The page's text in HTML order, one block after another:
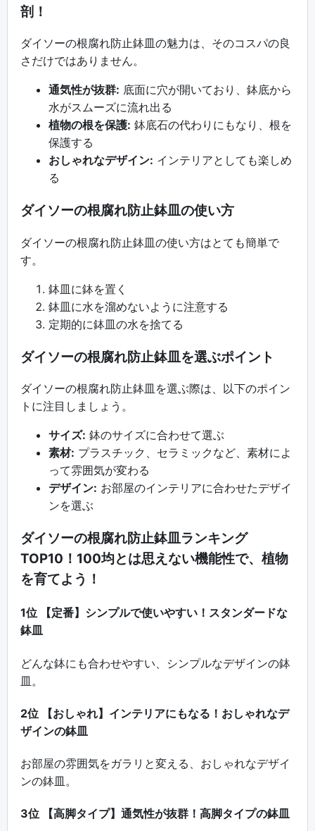
剖！
ダイソーの根腐れ防止鉢皿の魅力は、そのコスパの良
さだけではありません。
通気性が抜群: 底面に穴が開いており、鉢底から
水がスムーズに流れ出る
植物の根を保護: 鉢底石の代わりにもなり、根を
保護する
おしゃれなデザイン: インテリアとしても楽しめ
る
ダイソーの根腐れ防止鉢皿の使い方
ダイソーの根腐れ防止鉢皿の使い方はとても簡単で
す。
鉢皿に鉢を置く
鉢皿に水を溜めないように注意する
定期的に鉢皿の水を捨てる
ダイソーの根腐れ防止鉢皿を選ぶポイント
ダイソーの根腐れ防止鉢皿を選ぶ際は、以下のポイン
トに注目しましょう。
サイズ: 鉢のサイズに合わせて選ぶ
素材: プラスチック、セラミックなど、素材によ
って雰囲気が変わる
デザイン: お部屋のインテリアに合わせたデザイ
ンを選ぶ
ダイソーの根腐れ防止鉢皿ランキング
TOP10！100均とは思えない機能性で、植物
を育てよう！
1位 【定番】シンプルで使いやすい！スタンダードな
鉢皿
どんな鉢にも合わせやすい、シンプルなデザインの鉢
皿。
2位 【おしゃれ】インテリアにもなる！おしゃれなデ
ザインの鉢皿
お部屋の雰囲気をガラリと変える、おしゃれなデザイ
ンの鉢皿。
3位 【高脚タイプ】通気性が抜群！高脚タイプの鉢皿